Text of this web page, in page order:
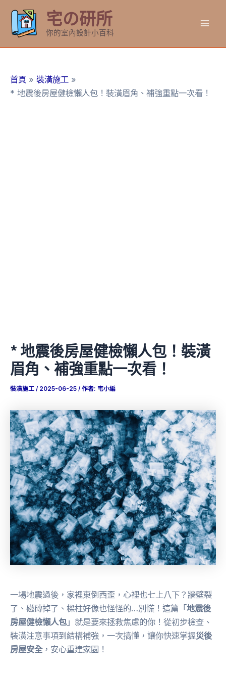
要
宅の研所
你的室內設計小百科
首頁
裝潢施工
* 地震後房屋健檢懶人包！裝潢眉角、補強重點一次看！
* 地震後房屋健檢懶人包！裝潢
眉角、補強重點一次看！
裝潢施工 / 2025-06-25 / 作者: 宅小編
一場地震過後，家裡東倒西歪，心裡也七上八下？牆壁裂
了、磁磚掉了、樑柱好像也怪怪的…別慌！這篇「 地震後
房屋健檢懶人包」就是要來拯救焦慮的你！從初步檢查、
裝潢注意事項到結構補強，一次搞懂，讓你快速掌握災後
房屋安全，安心重建家園！